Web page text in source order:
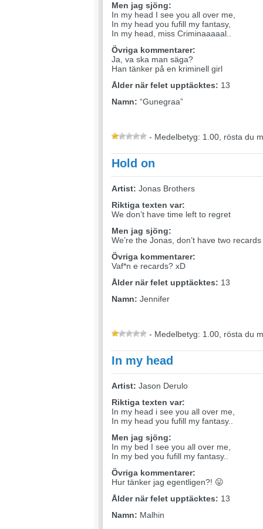
Men jag sjöng:
In my head I see you all over me,
In my head you fufill my fantasy,
In my head, miss Criminaaaaal..
Övriga kommentarer:
Ja, va ska man säga?
Han tänker på en kriminell girl
Ålder när felet upptäcktes: 13
Namn: “Gunegraa”
- Medelbetyg: 1.00, rösta du
Hold on
Artist: Jonas Brothers
Riktiga texten var:
We don’t have time left to regret
Men jag sjöng:
We’re the Jonas, don’t have two recards
Övriga kommentarer:
Vaf*n e recards? xD
Ålder när felet upptäcktes: 13
Namn: Jennifer
- Medelbetyg: 1.00, rösta du
In my head
Artist: Jason Derulo
Riktiga texten var:
In my head i see you all over me,
In my head you fufill my fantasy..
Men jag sjöng:
In my bed I see you all over me,
In my bed you fufill my fantasy..
Övriga kommentarer:
Hur tänker jag egentligen?! 😛
Ålder när felet upptäcktes: 13
Namn: Malhin